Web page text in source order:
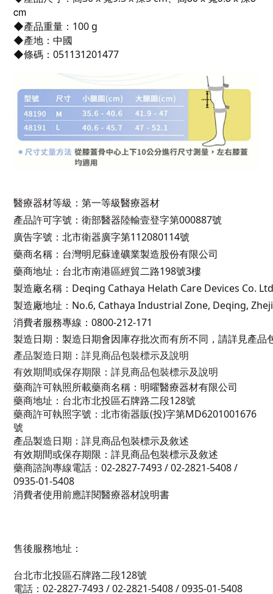
cm
◆產品重量：100 g
◆產地：中國
◆條碼：051131201477
醫療器材等級：第一等級醫療器材
產品許可字號：衛部醫器陸輸壹登字第000887號
廣告字號：北市衛器廣字第112080114號
藥商名稱：台灣明尼蘇達礦業製造股份有限公司
藥商地址：台北市南港區經貿二路198號3樓
製造廠名稱：Deqing Cathaya Helath Care Devices Co.
製造廠地址：No.6, Cathaya Industrial Zone, Deqing,
消費者服務專線：0800-212-171
製造日期：製造日期會因庫存批次而有所不同，請詳見產品
產品製造日期 ： 詳見商品包裝標示及說明
有效期間或保存期限 ： 詳見商品包裝標示及說明
藥商許可執照所載藥商名稱：明曜醫療器材有限公司
藥商地址：台北市北投區石牌路二段128號
藥商許可執照字號：北市衛器販(投)字第MD6201001676
號
產品製造日期：詳見商品包裝標示及敘述
有效期間或保存期限：詳見商品包裝標示及敘述
藥商諮詢專線電話：02-2827-7493 / 02-2821-5408 /
0935-01-5408
消費者使用前應詳閱醫療器材說明書
售後服務地址：
台北市北投區石牌路二段128號
電話：02-2827-7493 / 02-2821-5408 / 0935-01-5408